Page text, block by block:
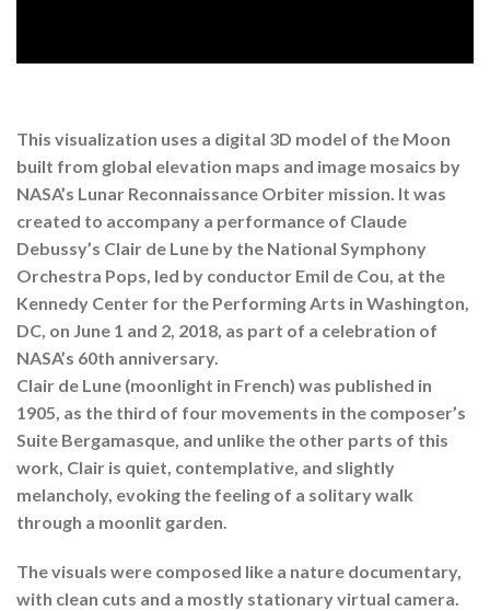
This visualization uses a digital 3D model of the Moon
built from global elevation maps and image mosaics by
NASA’s Lunar Reconnaissance Orbiter mission. It was
created to accompany a performance of Claude
Debussy’s Clair de Lune by the National Symphony
Orchestra Pops, led by conductor Emil de Cou, at the
Kennedy Center for the Performing Arts in Washington,
DC, on June 1 and 2, 2018, as part of a celebration of
NASA’s 60th anniversary.
Clair de Lune (moonlight in French) was published in
1905, as the third of four movements in the composer’s
Suite Bergamasque, and unlike the other parts of this
work, Clair is quiet, contemplative, and slightly
melancholy, evoking the feeling of a solitary walk
through a moonlit garden.
The visuals were composed like a nature documentary,
with clean cuts and a mostly stationary virtual camera.